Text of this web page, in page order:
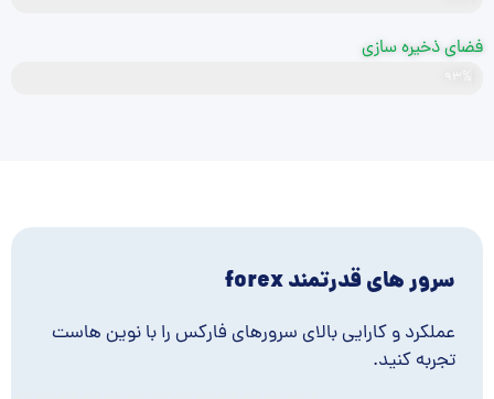
فضای ذخیره سازی
سرور های قدرتمند forex
عملکرد و کارایی بالای سرورهای فارکس را با نوین هاست
تجربه کنید.